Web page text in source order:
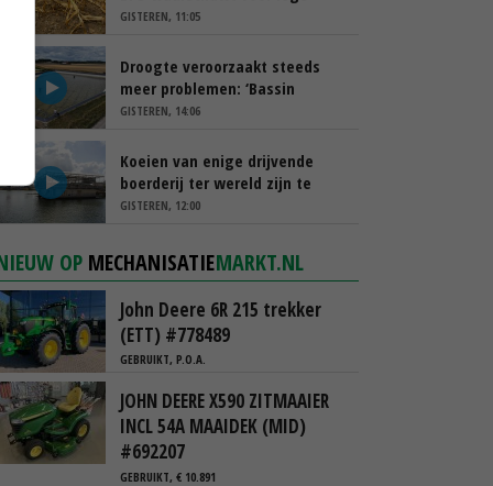
schappen
GISTEREN, 11:05
Droogte veroorzaakt steeds
meer problemen: ‘Bassin
afgelopen week al leeg’
GISTEREN, 14:06
Koeien van enige drijvende
boerderij ter wereld zijn te
koop
GISTEREN, 12:00
OP MECHANISATIEMARKT.NL
John Deere 6R 215 trekker
(ETT) #778489
GEBRUIKT, P.O.A.
JOHN DEERE X590 ZITMAAIER
INCL 54A MAAIDEK (MID)
#692207
GEBRUIKT, € 10.891